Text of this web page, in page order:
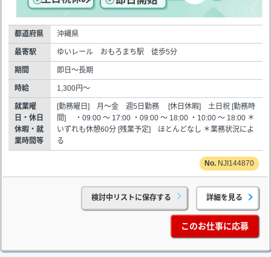
都道府県 沖縄県
最寄駅 ゆいレール おもろまち駅 徒歩5分
期間 即日～長期
時給 1,300円～
就業曜
日・休日
休暇・就
業時間等
[勤務曜日] 月～金 週5日勤務 [休日休暇] 土日祝 [勤務時
間] ・09:00 ～ 17:00 ・09:00 ～ 18:00 ・10:00 ～ 18:00 ＊
いずれも休憩60分 [残業予定] ほとんどなし ＊業務状況によ
る
NJI144870
検討中リストに保存する 詳細を見る
このお仕事に応募